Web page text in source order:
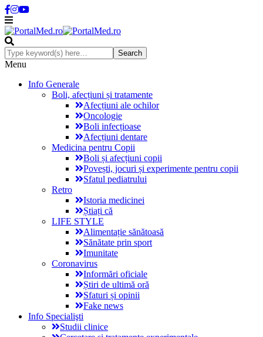
Menu
Info Generale
Boli, afecțiuni și tratamente
Afecțiuni ale ochilor
Oncologie
Boli infecțioase
Afecțiuni dentare
Medicina pentru Copii
Boli și afecțiuni copii
Povești, jocuri și experimente pentru copii
Sfatul pediatrului
Retro
Istoria medicinei
Știați că
LIFE STYLE
Alimentație sănătoasă
Sănătate prin sport
Imunitate
Coronavirus
Informări oficiale
Știri de ultimă oră
Sfaturi și opinii
Fake news
Info Specialişti
Studii clinice